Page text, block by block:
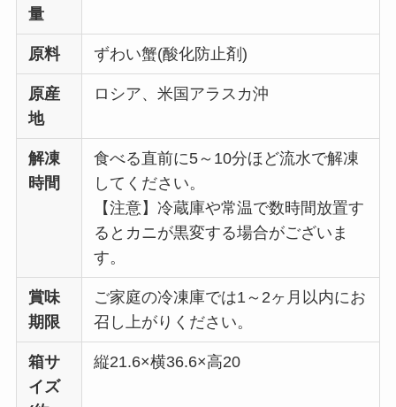
量
原料 ずわい蟹(酸化防止剤)
原産
地
ロシア、米国アラスカ沖
解凍
時間
食べる直前に5～10分ほど流水で解凍
してください。
【注意】冷蔵庫や常温で数時間放置す
るとカニが黒変する場合がございま
す。
賞味
期限
ご家庭の冷凍庫では1～2ヶ月以内にお
召し上がりください。
箱サ
イズ
縦21.6×横36.6×高20